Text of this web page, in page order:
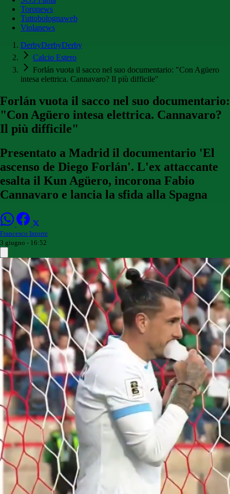
Toronews
Tuttobolognaweb
Violanews
DerbyDerbyDerby
Calcio Estero
Forlán vuota il sacco nel suo documentario: "Con Agüero
intesa elettrica. Cannavaro? Il più difficile"
Forlán vuota il sacco nel suo documentario:
"Con Agüero intesa elettrica. Cannavaro?
Il più difficile"
Presentato a Madrid il documentario 'El
ascenso de Diego Forlán'. L'ex attaccante
esalta il Kun Agüero, incorona Fabio
Cannavaro e lancia la sfida alla Spagna
Francesco Intorre
3 giugno - 16:52